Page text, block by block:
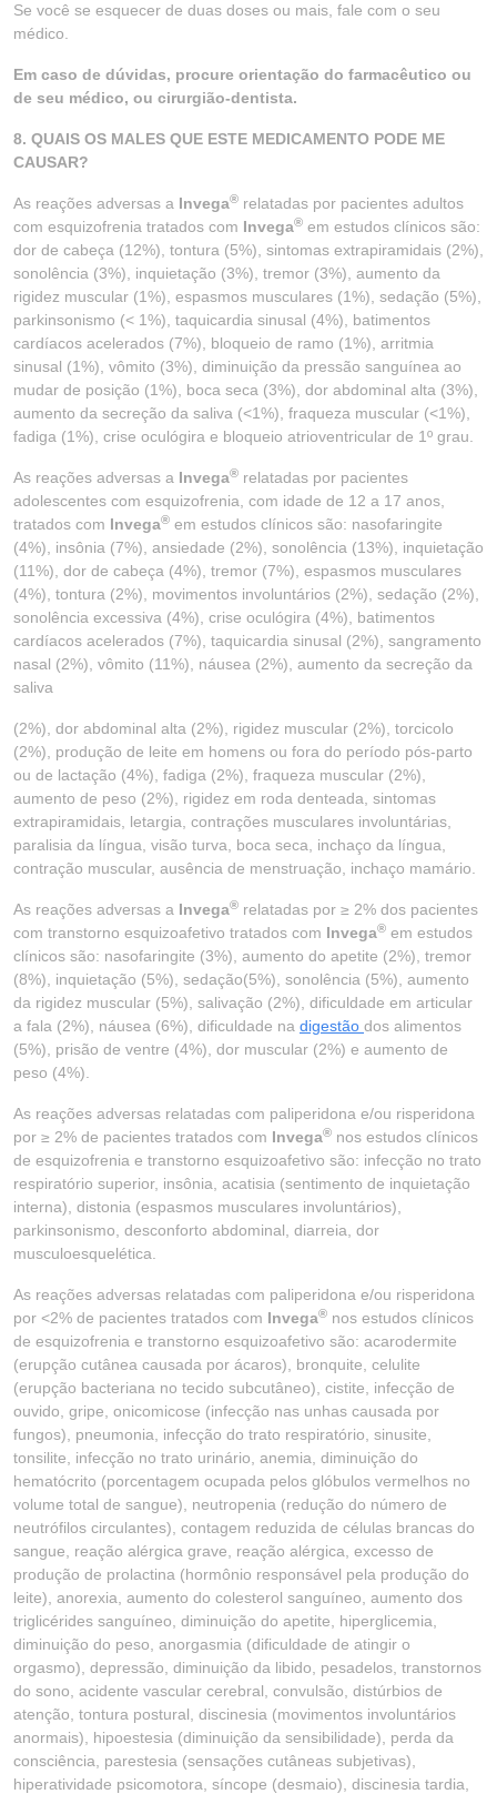
Se você se esquecer de duas doses ou mais, fale com o seu
médico.
Em caso de dúvidas, procure orientação do farmacêutico ou
de seu médico, ou cirurgião-dentista.
8. QUAIS OS MALES QUE ESTE MEDICAMENTO PODE ME
CAUSAR?
As reações adversas a Invega® relatadas por pacientes adultos
com esquizofrenia tratados com Invega® em estudos clínicos são:
dor de cabeça (12%), tontura (5%), sintomas extrapiramidais (2%),
sonolência (3%), inquietação (3%), tremor (3%), aumento da
rigidez muscular (1%), espasmos musculares (1%), sedação (5%),
parkinsonismo (< 1%), taquicardia sinusal (4%), batimentos
cardíacos acelerados (7%), bloqueio de ramo (1%), arritmia
sinusal (1%), vômito (3%), diminuição da pressão sanguínea ao
mudar de posição (1%), boca seca (3%), dor abdominal alta (3%),
aumento da secreção da saliva (<1%), fraqueza muscular (<1%),
fadiga (1%), crise oculógira e bloqueio atrioventricular de 1º grau.
As reações adversas a Invega® relatadas por pacientes
adolescentes com esquizofrenia, com idade de 12 a 17 anos,
tratados com Invega® em estudos clínicos são: nasofaringite
(4%), insônia (7%), ansiedade (2%), sonolência (13%), inquietação
(11%), dor de cabeça (4%), tremor (7%), espasmos musculares
(4%), tontura (2%), movimentos involuntários (2%), sedação (2%),
sonolência excessiva (4%), crise oculógira (4%), batimentos
cardíacos acelerados (7%), taquicardia sinusal (2%), sangramento
nasal (2%), vômito (11%), náusea (2%), aumento da secreção da
saliva
(2%), dor abdominal alta (2%), rigidez muscular (2%), torcicolo
(2%), produção de leite em homens ou fora do período pós-parto
ou de lactação (4%), fadiga (2%), fraqueza muscular (2%),
aumento de peso (2%), rigidez em roda denteada, sintomas
extrapiramidais, letargia, contrações musculares involuntárias,
paralisia da língua, visão turva, boca seca, inchaço da língua,
contração muscular, ausência de menstruação, inchaço mamário.
As reações adversas a Invega® relatadas por ≥ 2% dos pacientes
com transtorno esquizoafetivo tratados com Invega® em estudos
clínicos são: nasofaringite (3%), aumento do apetite (2%), tremor
(8%), inquietação (5%), sedação(5%), sonolência (5%), aumento
da rigidez muscular (5%), salivação (2%), dificuldade em articular
a fala (2%), náusea (6%), dificuldade na digestão dos alimentos
(5%), prisão de ventre (4%), dor muscular (2%) e aumento de
peso (4%).
As reações adversas relatadas com paliperidona e/ou risperidona
por ≥ 2% de pacientes tratados com Invega® nos estudos clínicos
de esquizofrenia e transtorno esquizoafetivo são: infecção no trato
respiratório superior, insônia, acatisia (sentimento de inquietação
interna), distonia (espasmos musculares involuntários),
parkinsonismo, desconforto abdominal, diarreia, dor
musculoesquelética.
As reações adversas relatadas com paliperidona e/ou risperidona
por <2% de pacientes tratados com Invega® nos estudos clínicos
de esquizofrenia e transtorno esquizoafetivo são: acarodermite
(erupção cutânea causada por ácaros), bronquite, celulite
(erupção bacteriana no tecido subcutâneo), cistite, infecção de
ouvido, gripe, onicomicose (infecção nas unhas causada por
fungos), pneumonia, infecção do trato respiratório, sinusite,
tonsilite, infecção no trato urinário, anemia, diminuição do
hematócrito (porcentagem ocupada pelos glóbulos vermelhos no
volume total de sangue), neutropenia (redução do número de
neutrófilos circulantes), contagem reduzida de células brancas do
sangue, reação alérgica grave, reação alérgica, excesso de
produção de prolactina (hormônio responsável pela produção do
leite), anorexia, aumento do colesterol sanguíneo, aumento dos
triglicérides sanguíneo, diminuição do apetite, hiperglicemia,
diminuição do peso, anorgasmia (dificuldade de atingir o
orgasmo), depressão, diminuição da libido, pesadelos, transtornos
do sono, acidente vascular cerebral, convulsão, distúrbios de
atenção, tontura postural, discinesia (movimentos involuntários
anormais), hipoestesia (diminuição da sensibilidade), perda da
consciência, parestesia (sensações cutâneas subjetivas),
hiperatividade psicomotora, síncope (desmaio), discinesia tardia,